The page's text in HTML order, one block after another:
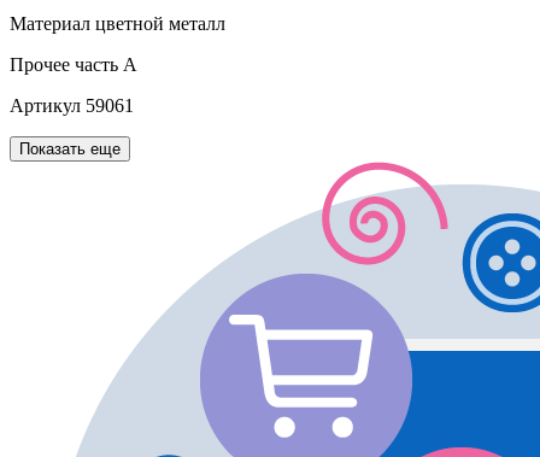
Материал цветной металл
Прочее часть A
Артикул 59061
Показать еще